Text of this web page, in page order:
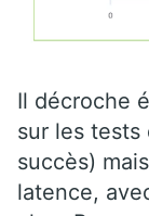
Il décroche
sur les tests
succès)
latence,